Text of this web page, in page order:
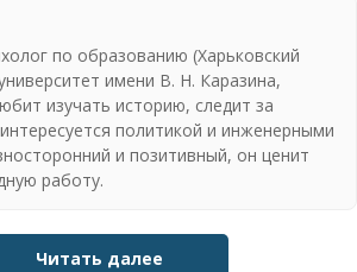
по образованию (Харьковский
имени В. Н. Каразина,
изучать историю, следит за
политикой и инженерными
и позитивный, он ценит
работу.
Читать далее